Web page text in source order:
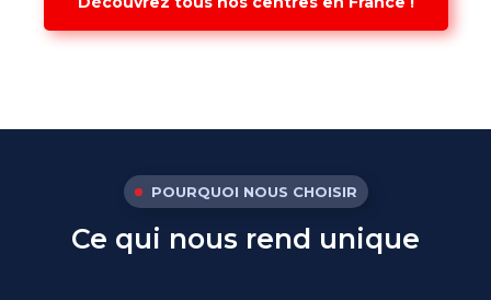
POURQUOI NOUS CHOISIR
Ce qui nous rend unique